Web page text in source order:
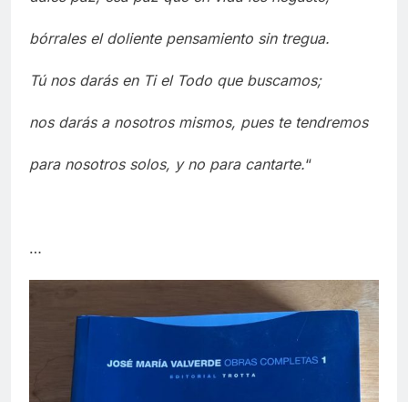
bórrales el doliente pensamiento sin tregua.
Tú nos darás en Ti el Todo que buscamos;
nos darás a nosotros mismos, pues te tendremos
para nosotros solos, y no para cantarte.“
…